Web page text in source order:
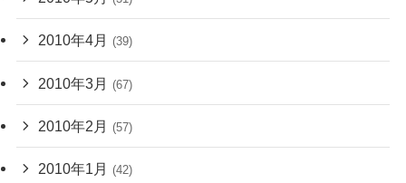
2010年4月 (39)
2010年3月 (67)
2010年2月 (57)
2010年1月 (42)